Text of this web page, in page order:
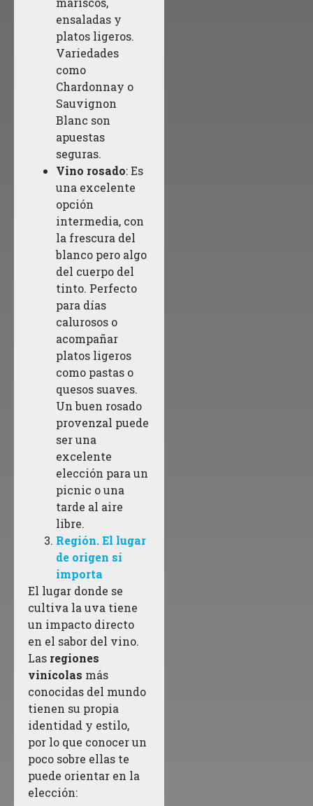
ensaladas y
platos ligeros.
Variedades
como
Chardonnay o
Sauvignon
Blanc son
apuestas
seguras.
Vino rosado: Es
una excelente
opción
intermedia, con
la frescura del
blanco pero algo
del cuerpo del
tinto. Perfecto
para días
calurosos o
acompañar
platos ligeros
como pastas o
quesos suaves.
Un buen rosado
provenzal puede
ser una
excelente
elección para un
picnic o una
tarde al aire
libre.
Región. El lugar
de origen sí
importa
El lugar donde se
cultiva la uva tiene
un impacto directo
en el sabor del vino.
Las regiones
vinícolas más
conocidas del mundo
tienen su propia
identidad y estilo,
por lo que conocer un
poco sobre ellas te
puede orientar en la
elección: